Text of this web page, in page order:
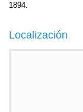
1894.
Localización